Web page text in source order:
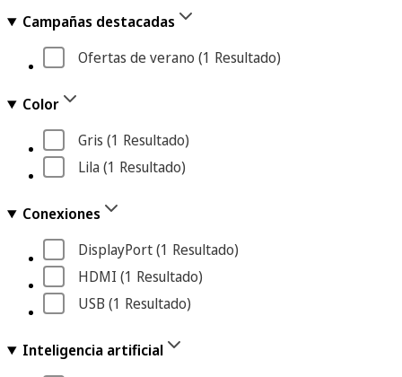
Campañas destacadas
Ofertas de verano (1 Resultado)
Color
Gris (1 Resultado)
Lila (1 Resultado)
Conexiones
DisplayPort (1 Resultado)
HDMI (1 Resultado)
USB (1 Resultado)
Inteligencia artificial